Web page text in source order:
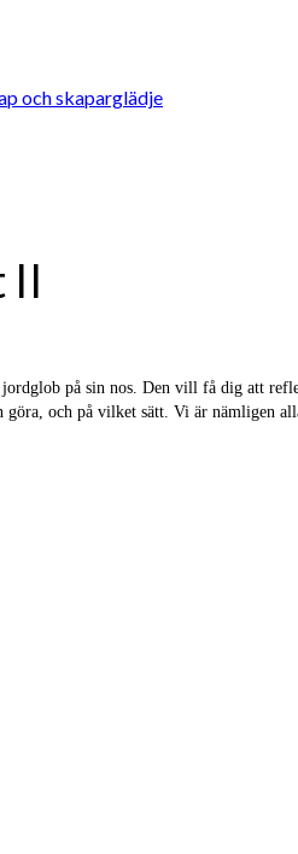
och skaparglädje
II
jordglob på sin nos. Den vill få dig att
och på vilket sätt. Vi är nämligen